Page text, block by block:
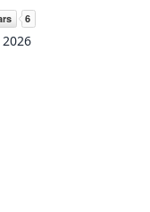
2026